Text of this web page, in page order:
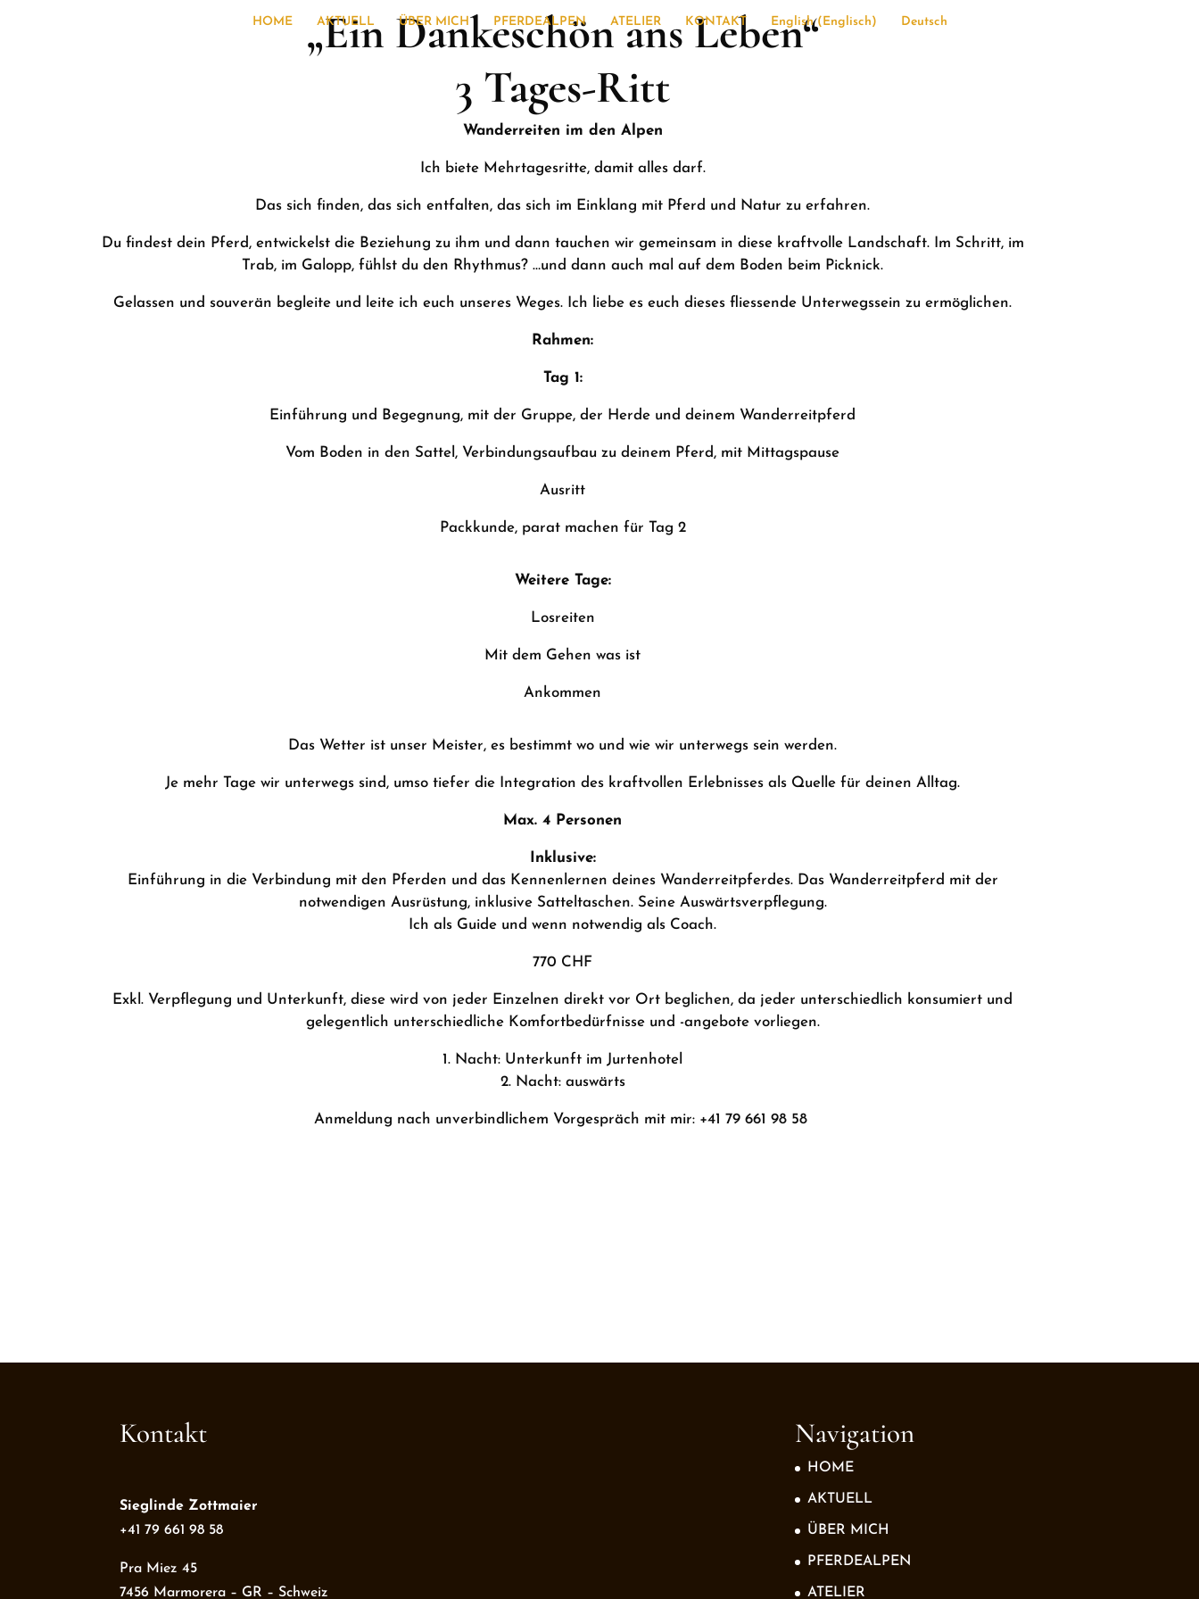
HOME AKTUELL ÜBER MICH PFERDEALPEN ATELIER KONTAKT English( Englisch) Deutsch
„Ein Dankeschön ans Leben“
3 Tages-Ritt
Wanderreiten im den Alpen
Ich biete Mehrtagesritte, damit alles darf.
Das sich finden, das sich entfalten, das sich im Einklang mit Pferd und Natur zu erfahren.
Du findest dein Pferd, entwickelst die Beziehung zu ihm und dann tauchen wir gemeinsam in diese kraftvolle Landschaft. Im Schritt, im
Trab, im Galopp, fühlst du den Rhythmus? …und dann auch mal auf dem Boden beim Picknick.
Gelassen und souverän begleite und leite ich euch unseres Weges. Ich liebe es euch dieses fliessende Unterwegssein zu ermöglichen.
Rahmen:
Tag 1:
Einführung und Begegnung, mit der Gruppe, der Herde und deinem Wanderreitpferd
Vom Boden in den Sattel, Verbindungsaufbau zu deinem Pferd, mit Mittagspause
Ausritt
Packkunde, parat machen für Tag 2
Weitere Tage:
Losreiten
Mit dem Gehen was ist
Ankommen
Das Wetter ist unser Meister, es bestimmt wo und wie wir unterwegs sein werden.
Je mehr Tage wir unterwegs sind, umso tiefer die Integration des kraftvollen Erlebnisses als Quelle für deinen Alltag.
Max. 4 Personen
Inklusive:
Einführung in die Verbindung mit den Pferden und das Kennenlernen deines Wanderreitpferdes. Das Wanderreitpferd mit der
notwendigen Ausrüstung, inklusive Satteltaschen. Seine Auswärtsverpflegung.
Ich als Guide und wenn notwendig als Coach.
770 CHF
Exkl. Verpflegung und Unterkunft, diese wird von jeder Einzelnen direkt vor Ort beglichen, da jeder unterschiedlich konsumiert und
gelegentlich unterschiedliche Komfortbedürfnisse und -angebote vorliegen.
1. Nacht: Unterkunft im Jurtenhotel
2. Nacht: auswärts
Anmeldung nach unverbindlichem Vorgespräch mit mir: +41 79 661 98 58
Kontakt
Sieglinde Zottmaier
+41 79 661 98 58
Pra Miez 45
7456 Marmorera – GR – Schweiz
Navigation
HOME
AKTUELL
ÜBER MICH
PFERDEALPEN
ATELIER